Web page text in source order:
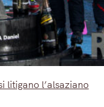
litigano l’alsaziano